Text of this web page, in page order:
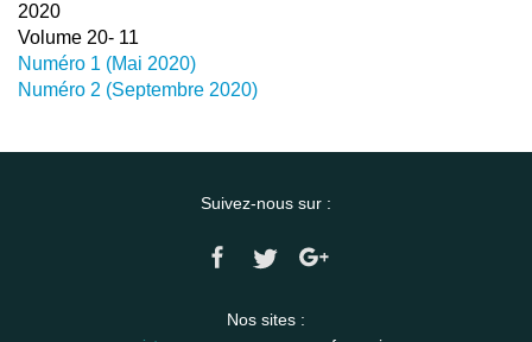
2020
Volume 20- 11
Numéro 1 (Mai 2020)
Numéro 2 (Septembre 2020)
Suivez-nous sur :
Nos sites :